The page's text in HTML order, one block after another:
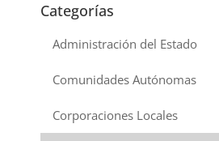
Categorías
Administración del Estado
Comunidades Autónomas
Corporaciones Locales